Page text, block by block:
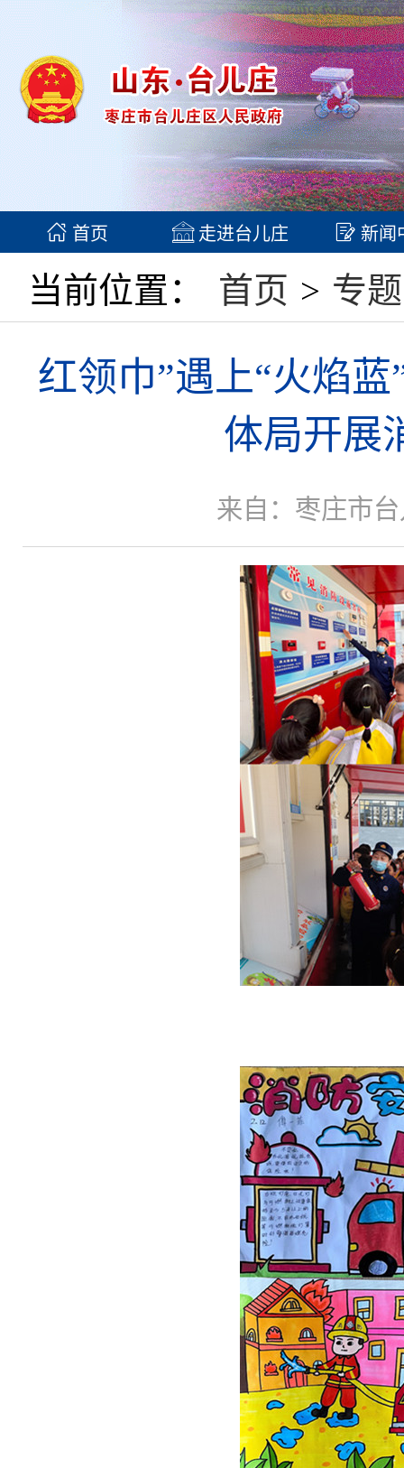
首页 走进台儿庄 新闻
当前位置： 首页 > 专
红领巾”遇上“火焰
体局开展
来自：枣庄市